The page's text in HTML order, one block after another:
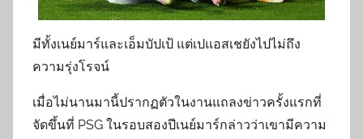
มีทั้งเนย์มาร์และเอ็มบัปเป้ แต่เปแอสเชยังไปไม่ถึง
ความรุ่งโรจน์
เมื่อไม่นานมานี้ปรากฏตัวในงานแถลงข่าวครั้งแรกที่
จัดขึ้นที่ PSG ในรอบสองปีเนย์มาร์กล่าวว่าเขามีความ